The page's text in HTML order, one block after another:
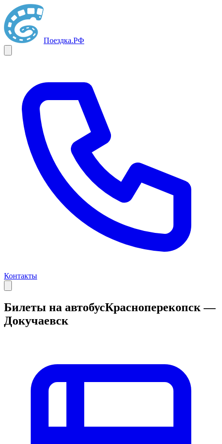
Поездка.РФ
Контакты
Билеты на автобусКрасноперекопск —
Докучаевск